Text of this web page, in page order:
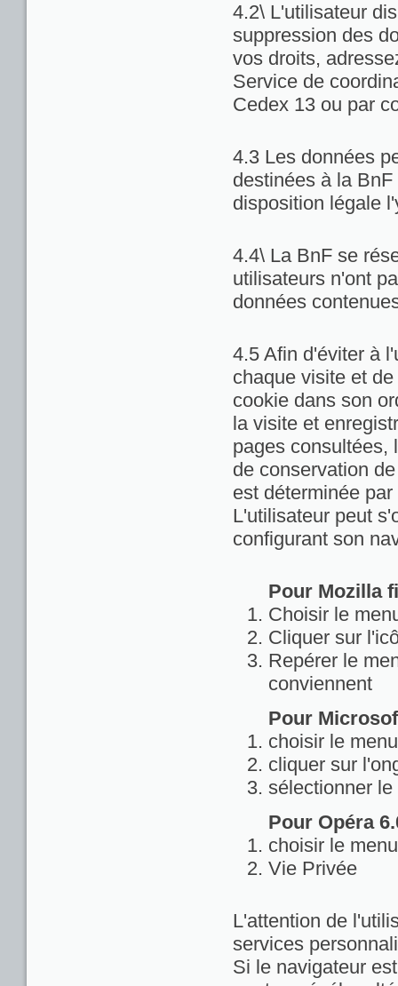
4.2\ L'utilisateur
suppression des
vos droits,
Service de
Cedex 13 ou par
4.3 Les données
destinées à la
disposition légale
4.4\ La BnF se
utilisateurs n'ont
données
4.5 Afin d'éviter à
chaque visite et
cookie dans son
la visite et
pages consultées,
de conservation
est déterminée
L'utilisateur peut
configurant son
Pour Mozilla
Choisir le
Cliquer sur
Repérer le
conviennent
Pour
choisir le
cliquer sur
sélectionner
Pour Opéra
choisir le
Vie Privée
L'attention de
services
Si le navigateur